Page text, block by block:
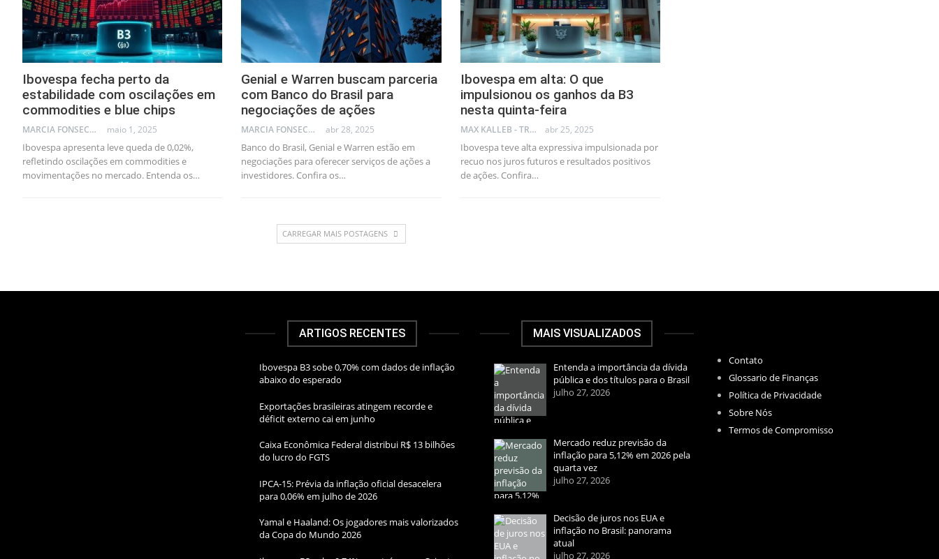
Ibovespa fecha perto da
estabilidade com oscilações em
commodities e blue chips
MARCIA FONSECA - FINANCIAL CONSULTANT maio 1, 2025
Ibovespa apresenta leve queda de 0,02%,
refletindo oscilações em commodities e
movimentações no mercado. Entenda os…
Genial e Warren buscam parceria
com Banco do Brasil para
negociações de ações
MARCIA FONSECA - FINANCIAL CONSULTANT abr 28, 2025
Banco do Brasil, Genial e Warren estão em
negociações para oferecer serviços de ações a
investidores. Confira os…
Ibovespa em alta: O que
impulsionou os ganhos da B3
nesta quinta-feira
MAX KALLEB - TRADER abr 25, 2025
Ibovespa teve alta expressiva impulsionada por
recuo nos juros futuros e resultados positivos
de ações. Confira…
CARREGAR MAIS POSTAGENS
ARTIGOS RECENTES
Ibovespa B3 sobe 0,70% com dados de inflação
abaixo do esperado
Exportações brasileiras atingem recorde e
déficit externo cai em junho
Caixa Econômica Federal distribui R$ 13 bilhões
do lucro do FGTS
IPCA-15: Prévia da inflação oficial desacelera
para 0,06% em julho de 2026
Yamal e Haaland: Os jogadores mais valorizados
da Copa do Mundo 2026
MAIS VISUALIZADOS
Entenda a importância da dívida
pública e dos títulos para o Brasil
julho 27, 2026
Mercado reduz previsão da
inflação para 5,12% em 2026 pela
quarta vez
julho 27, 2026
Decisão de juros nos EUA e
inflação no Brasil: panorama
atual
julho 27, 2026
Contato
Glossario de Finanças
Política de Privacidade
Sobre Nós
Termos de Compromisso